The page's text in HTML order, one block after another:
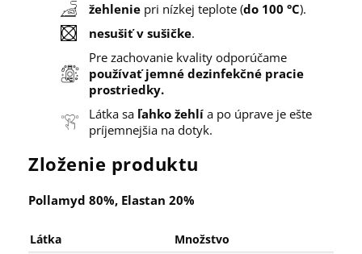
žehlenie pri nízkej teplote (do 100 °C).
nesušiť v sušičke.
Pre zachovanie kvality odporúčame
používať jemné dezinfekčné pracie
prostriedky.
Látka sa ľahko žehlí a po úprave je ešte
príjemnejšia na dotyk.
Zloženie produktu
Pollamyd 80%, Elastan 20%
Látka Množstvo